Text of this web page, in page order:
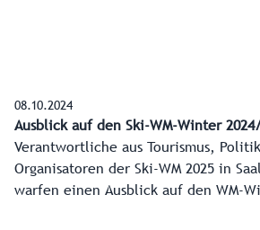
08.10.2024
Ausblick auf den Ski-WM-Winter
Verantwortliche aus Tourismus,
Organisatoren der Ski-WM 2025 in
warfen einen Ausblick auf den WM-